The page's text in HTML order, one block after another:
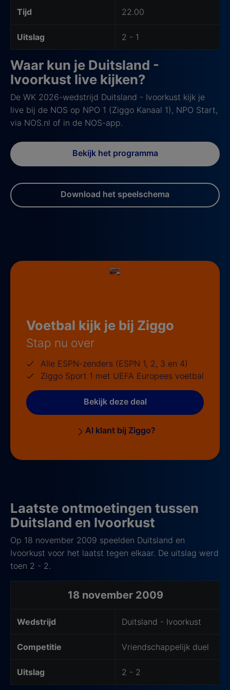
Tijd 22.00
Uitslag 2 - 1
Waar kun je Duitsland -
Ivoorkust live kijken?
De WK 2026-wedstrijd Duitsland - Ivoorkust kijk je
live bij de NOS op NPO 1 (Ziggo Kanaal 1), NPO Start,
via NOS.nl of in de NOS-app.
Bekijk het programma
Download het speelschema
Voetbal kijk je bij Ziggo
Stap nu over
Alle ESPN-zenders (ESPN 1, 2, 3 en 4)
Ziggo Sport 1 met UEFA Europees voetbal
Bekijk deze deal
Al klant bij Ziggo?
Laatste ontmoetingen tussen
Duitsland en Ivoorkust
Op 18 november 2009 speelden Duitsland en
Ivoorkust voor het laatst tegen elkaar. De uitslag werd
toen 2 - 2.
18 november 2009
Wedstrijd Duitsland - Ivoorkust
Competitie Vriendschappelijk duel
Uitslag 2 - 2